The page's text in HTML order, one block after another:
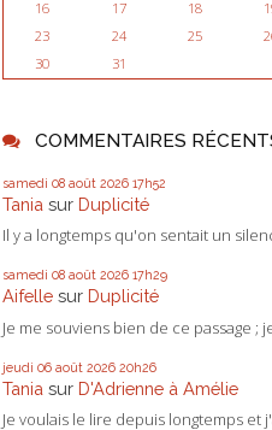
16
17 18
23
24 25
30
31
COMMENTAIRES
samedi 08 août 2026 17h52
Tania sur Duplicité
Il y a longtemps qu'on sentait un
samedi 08 août 2026 17h29
Aifelle sur Duplicité
Je me souviens bien de ce passage ;
jeudi 06 août 2026 20h26
Tania sur D'Adrienne à Amélie
Je voulais le lire depuis longtemps et